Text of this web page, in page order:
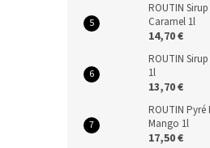
ROUTIN
Caramel 1l
14,70 €
ROUTIN
1l
13,70 €
ROUTIN
Mango 1l
17,50 €